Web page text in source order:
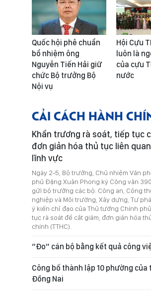
Quốc hội phê chuẩn
bổ nhiệm ông
Nguyễn Tiến Hải giữ
chức Bộ trưởng Bộ
Nội vụ
Hội Cựu
luôn là
của cựu
nước
CẢI CÁCH HÀNH
Khẩn trương rà soát, tiếp tục
đơn giản hóa thủ tục liên
lĩnh vực
Ngày 2-5, Bộ trưởng, Chủ nhiệm Văn
phủ Đặng Xuân Phong ký Công văn
gửi bộ trưởng các bộ: Công an, Công
nghiệp và Môi trường, Xây dựng, Tư
ý kiến chỉ đạo của Thủ tướng Chính
tục rà soát để cắt giảm, đơn giản hóa
chính (TTHC).
“Đo” cán bộ bằng kết quả công
Công bố thành lập 10 phường của
Đồng Nai